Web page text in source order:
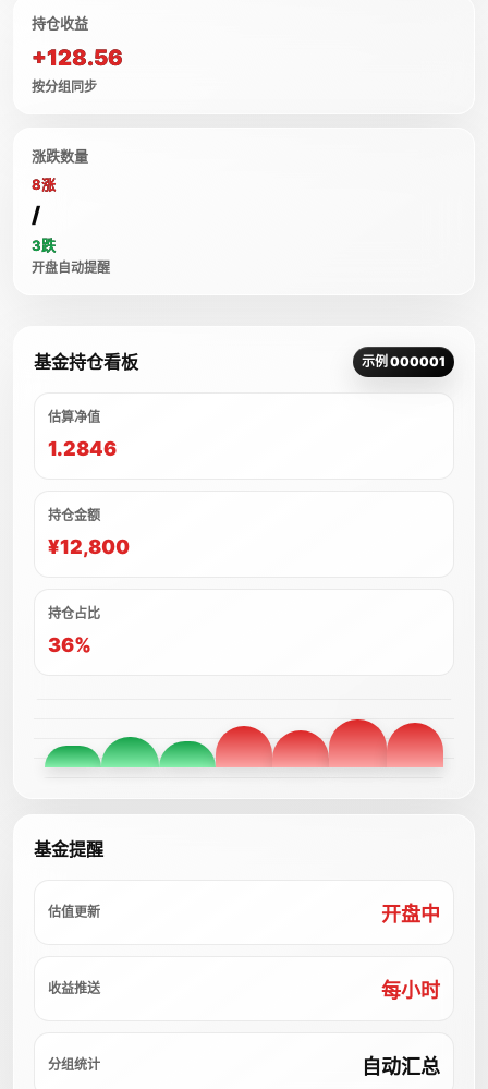
持仓收益
+128.56
按分组同步
涨跌数量
8涨
/
3跌
开盘自动提醒
基金持仓看板 示例 000001
估算净值
1.2846
持仓金额
¥12,800
持仓占比
36%
基金提醒
估值更新 开盘中
收益推送 每小时
分组统计 自动汇总